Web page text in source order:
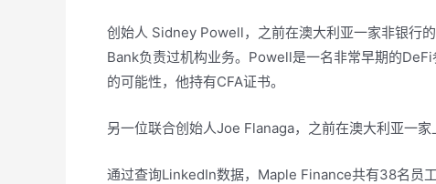
创始人 Sidney Powell，之前在澳大利亚一家非银行
Bank负责过机构业务。Powell是一名非常早期的
的可能性，他持有CFA证书。
另一位联合创始人Joe Flanaga，之前在澳大利亚一家
通过查询LinkedIn数据，Maple Finance共有38名员工